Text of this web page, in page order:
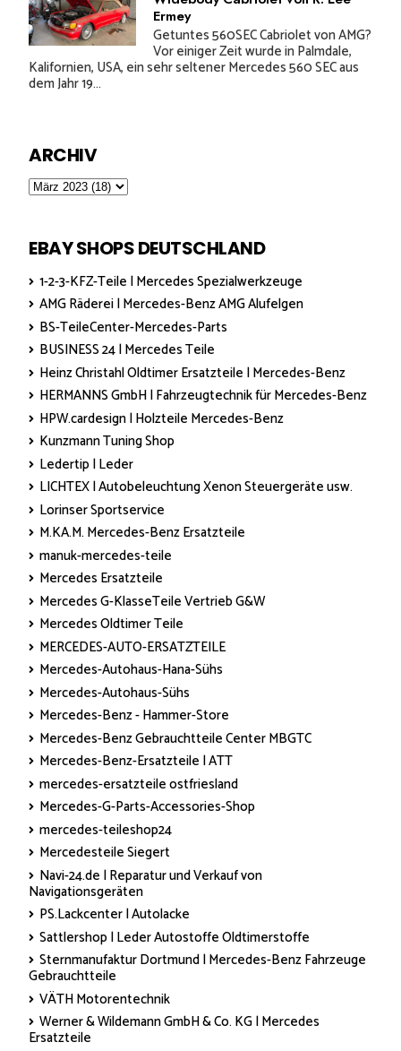
Ermey
Getuntes 560SEC Cabriolet von AMG?
Vor einiger Zeit wurde in Palmdale,
Kalifornien, USA, ein sehr seltener Mercedes 560 SEC aus
dem Jahr 19...
ARCHIV
EBAY SHOPS DEUTSCHLAND
1-2-3-KFZ-Teile | Mercedes Spezialwerkzeuge
AMG Räderei | Mercedes-Benz AMG Alufelgen
BS-TeileCenter-Mercedes-Parts
BUSINESS 24 | Mercedes Teile
Heinz Christahl Oldtimer Ersatzteile | Mercedes-Benz
HERMANNS GmbH | Fahrzeugtechnik für Mercedes-Benz
HPW.cardesign | Holzteile Mercedes-Benz
Kunzmann Tuning Shop
Ledertip | Leder
LICHTEX | Autobeleuchtung Xenon Steuergeräte usw.
Lorinser Sportservice
M.KA.M. Mercedes-Benz Ersatzteile
manuk-mercedes-teile
Mercedes Ersatzteile
Mercedes G-KlasseTeile Vertrieb G&W
Mercedes Oldtimer Teile
MERCEDES-AUTO-ERSATZTEILE
Mercedes-Autohaus-Hana-Sühs
Mercedes-Autohaus-Sühs
Mercedes-Benz - Hammer-Store
Mercedes-Benz Gebrauchtteile Center MBGTC
Mercedes-Benz-Ersatzteile | ATT
mercedes-ersatzteile ostfriesland
Mercedes-G-Parts-Accessories-Shop
mercedes-teileshop24
Mercedesteile Siegert
Navi-24.de | Reparatur und Verkauf von
Navigationsgeräten
PS.Lackcenter | Autolacke
Sattlershop | Leder Autostoffe Oldtimerstoffe
Sternmanufaktur Dortmund | Mercedes-Benz Fahrzeuge
Gebrauchtteile
VÄTH Motorentechnik
Werner & Wildemann GmbH & Co. KG | Mercedes
Ersatzteile